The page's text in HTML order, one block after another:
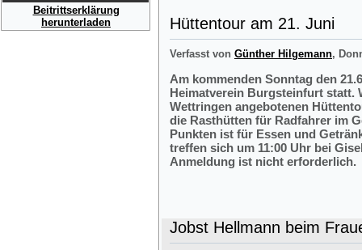
Beitrittserklärung
herunterladen
Hüttentour am 21. Juni
Verfasst von Günther Hilgemann,
Am kommenden Sonntag den
Heimatverein Burgsteinfurt statt.
Wettringen angebotenen
die Rasthütten für Radfahrer im
Punkten ist für Essen und
treffen sich um 11:00 Uhr bei
Anmeldung ist nicht erforderlich.
Jobst Hellmann beim